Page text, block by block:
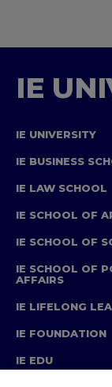
IE
IE UNIVERSITY
IE BUSINESS
IE LAW SCHOOL
IE SCHOOL OF
IE SCHOOL OF
IE SCHOOL OF
AFFAIRS
IE LIFELONG
IE FOUNDATION
IE EDU